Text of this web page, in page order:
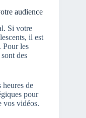
audience
Si votre
il est
Pour les
des
de
pour
vos vidéos.